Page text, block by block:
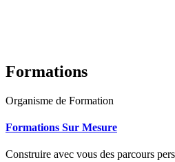
Formations
Organisme de Formation
Formations Sur Mesure
Construire avec vous des parcours